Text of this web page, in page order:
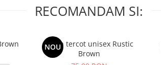
RECOMANDAM SI:
NOU
Bluza tercot unisex Rustic
Brown